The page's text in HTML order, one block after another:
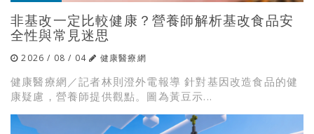
非基改一定比較健康？營養師解析基改食品安
全性與常見迷思
2026 / 08 / 04 健康醫療網
健康醫療網／記者林則澄外電報導 針對基因改造食品的健
康疑慮，營養師提供觀點。圖為黃豆示...